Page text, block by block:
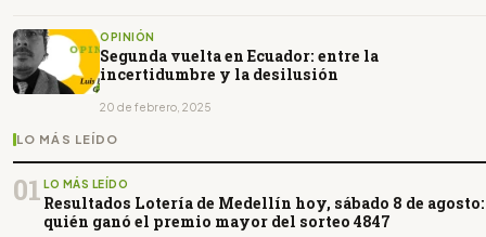
OPINIÓN
Segunda vuelta en Ecuador: entre la
incertidumbre y la desilusión
20 de febrero, 2025
LO MÁS LEÍDO
01 LO MÁS LEÍDO
Resultados Lotería de Medellín hoy, sábado 8 de agosto:
quién ganó el premio mayor del sorteo 4847